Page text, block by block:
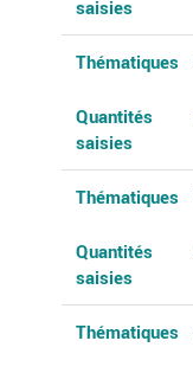
saisies
Thématiques
Quantités
saisies
Thématiques
Quantités
saisies
Thématiques